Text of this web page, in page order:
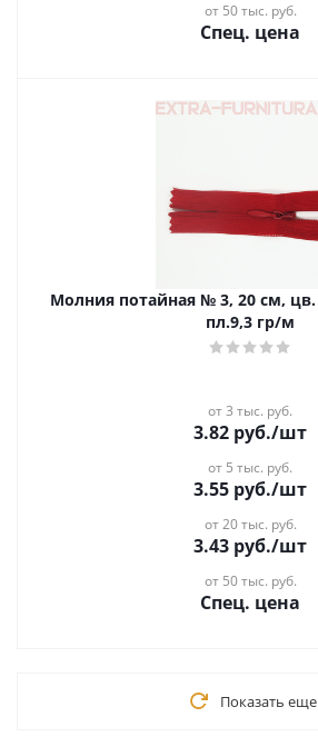
от 50 тыс. руб.
Спец. цена
Молния потайная № 3, 20 см, цв. 148 красный п/э
пл.9,3 гр/м
от 3 тыс. руб.
3.82 руб./шт
от 5 тыс. руб.
3.55 руб./шт
от 20 тыс. руб.
3.43 руб./шт
от 50 тыс. руб.
Спец. цена
Показать еще